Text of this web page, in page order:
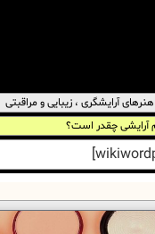
آرایشگری ، زیبایی و مراقبتی
آرایشی چقدر است؟